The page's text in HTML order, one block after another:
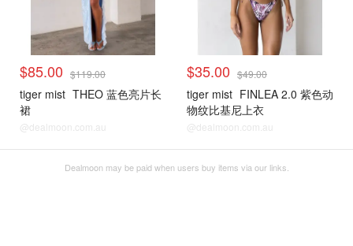
$85.00 $119.00
tiger mist THEO 蓝色亮片长
裙
@dealmoon.com.au
$35.00 $49.00
tiger mist FINLEA 2.0 紫色动
物纹比基尼上衣
@dealmoon.com.au
Dealmoon may be paid when users buy items via our links.